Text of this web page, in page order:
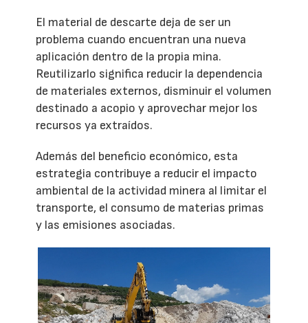
El material de descarte deja de ser un
problema cuando encuentran una nueva
aplicación dentro de la propia mina.
Reutilizarlo significa reducir la dependencia
de materiales externos, disminuir el volumen
destinado a acopio y aprovechar mejor los
recursos ya extraídos.
Además del beneficio económico, esta
estrategia contribuye a reducir el impacto
ambiental de la actividad minera al limitar el
transporte, el consumo de materias primas
y las emisiones asociadas.